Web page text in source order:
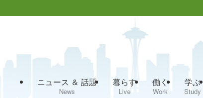
ニュース ＆ 話題
News
暮らす
Live
働く
Work
学ぶ
Study